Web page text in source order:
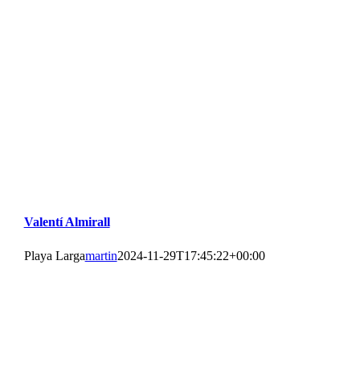
Valentí Almirall
Playa Largamartin2024-11-29T17:45:22+00:00